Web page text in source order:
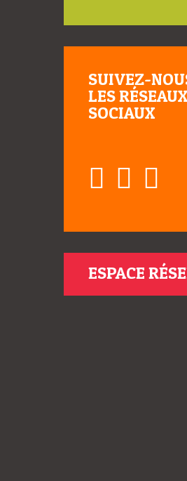
SUIVEZ-
LES
SOCIAUX
ESPACE